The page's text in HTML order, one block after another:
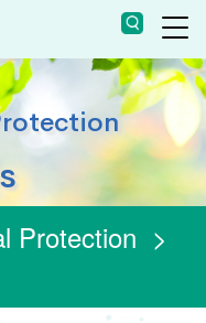
Protection >